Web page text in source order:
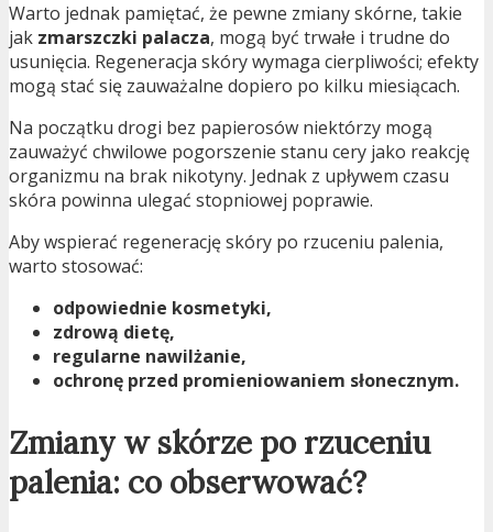
Warto jednak pamiętać, że pewne zmiany skórne, takie
jak zmarszczki palacza, mogą być trwałe i trudne do
usunięcia. Regeneracja skóry wymaga cierpliwości; efekty
mogą stać się zauważalne dopiero po kilku miesiącach.
Na początku drogi bez papierosów niektórzy mogą
zauważyć chwilowe pogorszenie stanu cery jako reakcję
organizmu na brak nikotyny. Jednak z upływem czasu
skóra powinna ulegać stopniowej poprawie.
Aby wspierać regenerację skóry po rzuceniu palenia,
warto stosować:
odpowiednie kosmetyki,
zdrową dietę,
regularne nawilżanie,
ochronę przed promieniowaniem słonecznym.
Zmiany w skórze po rzuceniu
palenia: co obserwować?